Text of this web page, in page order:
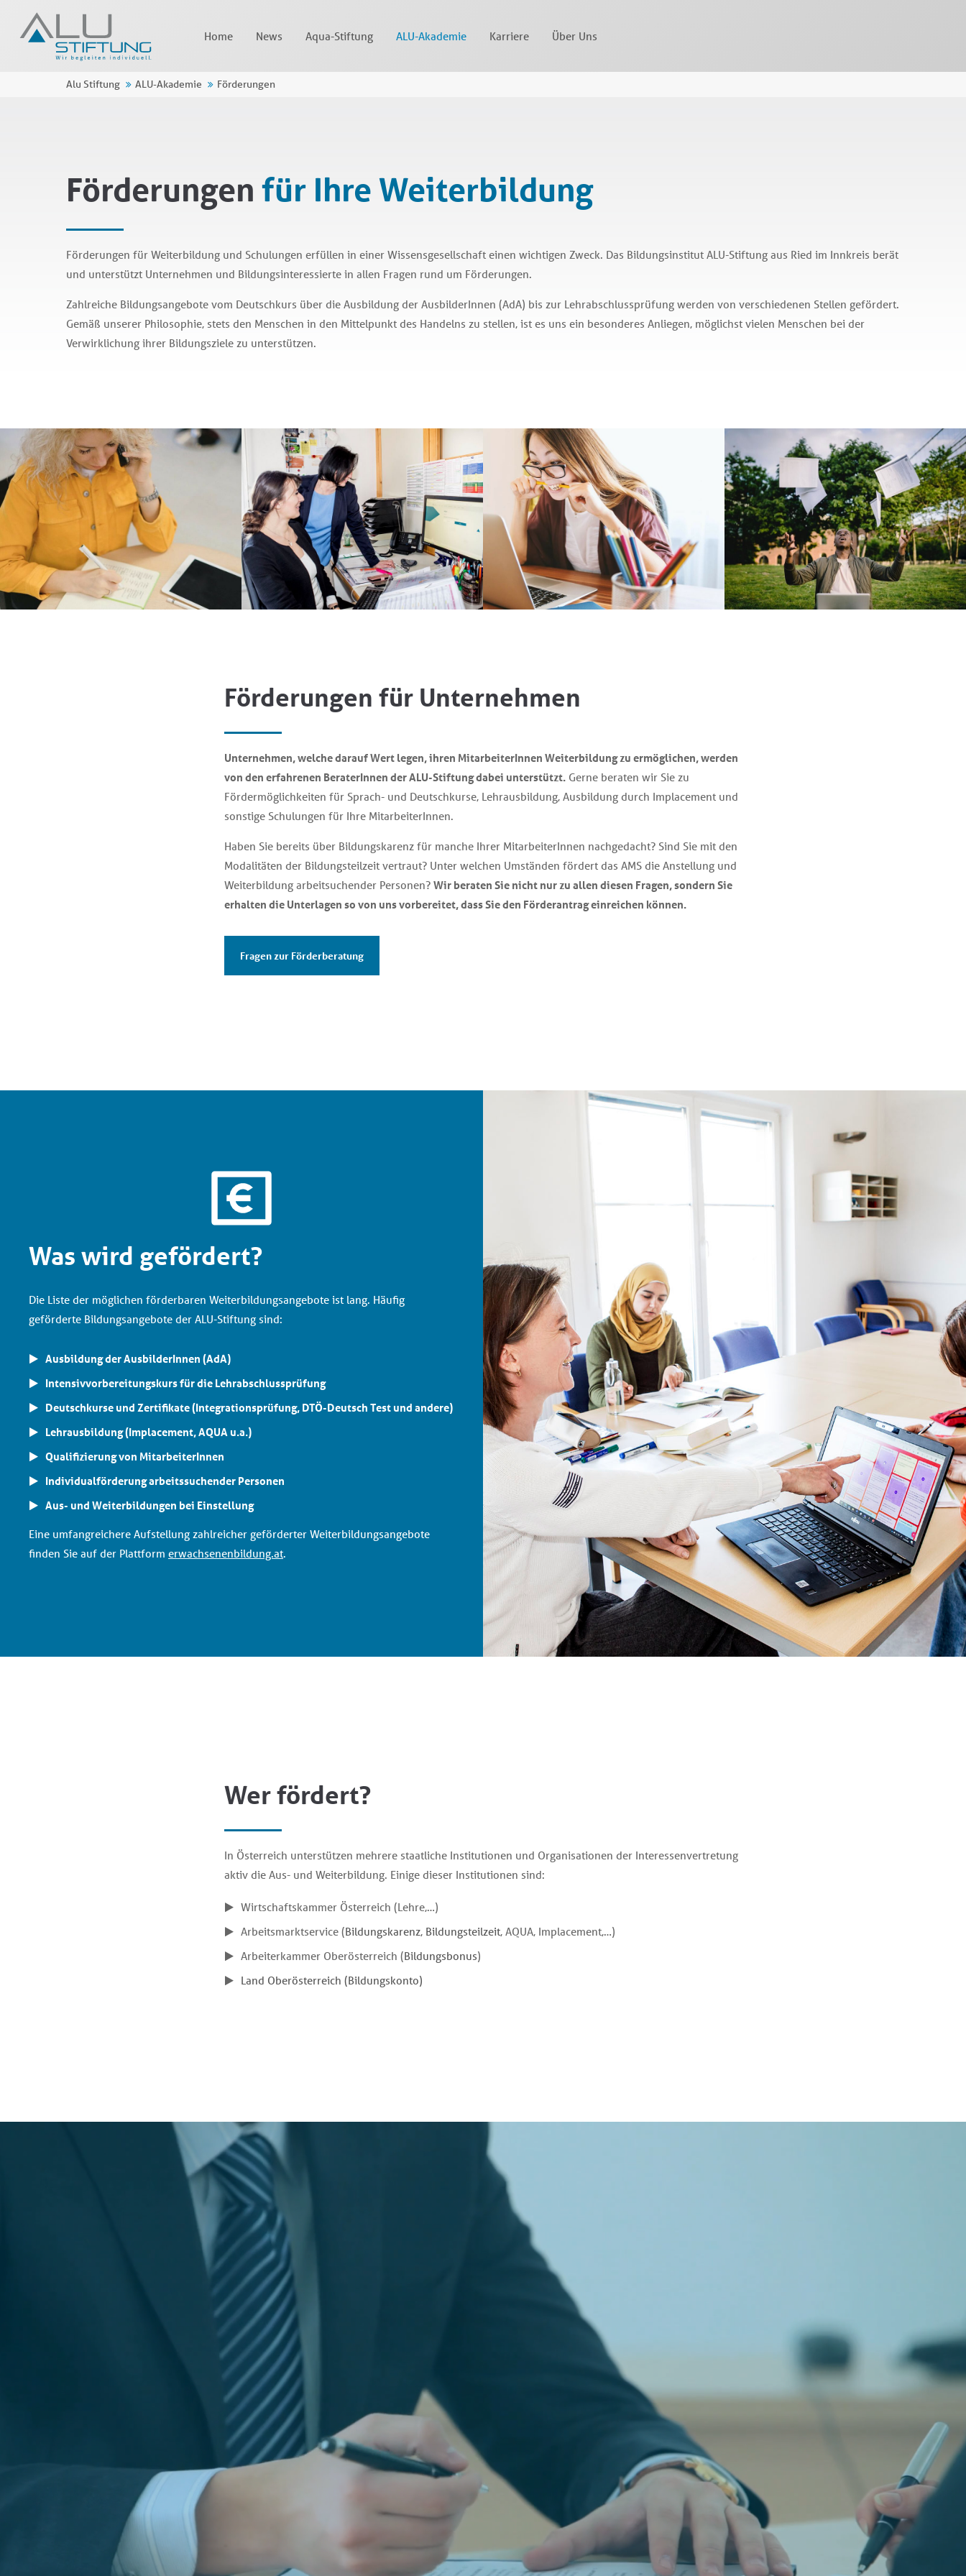
Home News Aqua-Stiftung ALU-Akademie Karriere Über Uns
Alu Stiftung ALU-Akademie Förderungen
Förderungen für Ihre Weiterbildung
Förderungen für Weiterbildung und Schulungen erfüllen in einer Wissensgesellschaft einen wichtigen Zweck. Das Bildungsinstitut ALU-Stiftung aus Ried im Innkreis berät
und unterstützt Unternehmen und Bildungsinteressierte in allen Fragen rund um Förderungen.
Zahlreiche Bildungsangebote vom Deutschkurs über die Ausbildung der AusbilderInnen (AdA) bis zur Lehrabschlussprüfung werden von verschiedenen Stellen gefördert.
Gemäß unserer Philosophie, stets den Menschen in den Mittelpunkt des Handelns zu stellen, ist es uns ein besonderes Anliegen, möglichst vielen Menschen bei der
Verwirklichung ihrer Bildungsziele zu unterstützen.
Förderungen für Unternehmen
Unternehmen, welche darauf Wert legen, ihren MitarbeiterInnen Weiterbildung zu ermöglichen, werden
von den erfahrenen BeraterInnen der ALU-Stiftung dabei unterstützt. Gerne beraten wir Sie zu
Fördermöglichkeiten für Sprach- und Deutschkurse, Lehrausbildung, Ausbildung durch Implacement und
sonstige Schulungen für Ihre MitarbeiterInnen.
Haben Sie bereits über Bildungskarenz für manche Ihrer MitarbeiterInnen nachgedacht? Sind Sie mit den
Modalitäten der Bildungsteilzeit vertraut? Unter welchen Umständen fördert das AMS die Anstellung und
Weiterbildung arbeitsuchender Personen? Wir beraten Sie nicht nur zu allen diesen Fragen, sondern Sie
erhalten die Unterlagen so von uns vorbereitet, dass Sie den Förderantrag einreichen können.
Fragen zur Förderberatung
Was wird gefördert?
Die Liste der möglichen förderbaren Weiterbildungsangebote ist lang. Häufig
geförderte Bildungsangebote der ALU-Stiftung sind:
Ausbildung der AusbilderInnen (AdA)
Intensivvorbereitungskurs für die Lehrabschlussprüfung
Deutschkurse und Zertifikate (Integrationsprüfung, DTÖ-Deutsch Test und andere)
Lehrausbildung(Implacement,AQUA u.a.)
Qualifizierung von MitarbeiterInnen
Individualförderung arbeitssuchender Personen
Aus- und Weiterbildungen bei Einstellung
Eine umfangreichere Aufstellung zahlreicher geförderter Weiterbildungsangebote
finden Sie auf der Plattform erwachsenenbildung.at.
Wer fördert?
In Österreich unterstützen mehrere staatliche Institutionen und Organisationen der Interessenvertretung
aktiv die Aus- und Weiterbildung. Einige dieser Institutionen sind:
Wirtschaftskammer Österreich (Lehre,…)
Arbeitsmarktservice (Bildungskarenz, Bildungsteilzeit, AQUA, Implacement,…)
Arbeiterkammer Oberösterreich (Bildungsbonus)
Land Oberösterreich (Bildungskonto)